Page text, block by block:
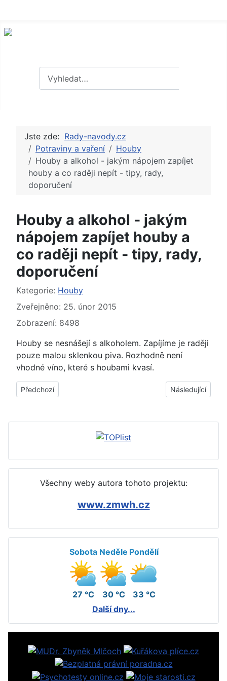
Jste zde: Rady-navody.cz
Potraviny a vaření
Houby
Houby a alkohol - jakým nápojem zapíjet
houby a co raději nepít - tipy, rady,
doporučení
Houby a alkohol - jakým
nápojem zapíjet houby a
co raději nepít - tipy, rady,
doporučení
Základní údaje
Kategorie: Houby
Zveřejněno: 25. únor 2015
Zobrazení: 8498
Houby se nesnášejí s alkoholem. Zapíjíme je raději
pouze malou sklenkou piva. Rozhodně není
vhodné víno, které s houbami kvasí.
Předchozí článek: Jak uvařit žampiony tak, aby po uvaření
Předchozí Další článek: ►
Následující
Všechny weby autora tohoto projektu:
www.zmwh.cz
Sobota
27 °C
Neděle
30 °C
Pondělí
33 °C
Další dny...